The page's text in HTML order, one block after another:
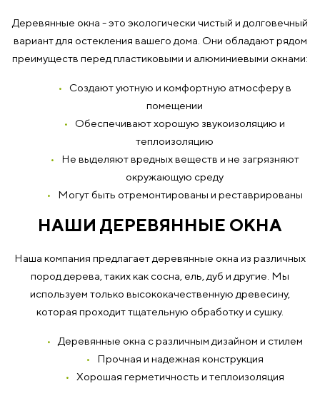
Деревянные окна - это экологически чистый и долговечный
вариант для остекления вашего дома. Они обладают рядом
преимуществ перед пластиковыми и алюминиевыми окнами:
Создают уютную и комфортную атмосферу в
помещении
Обеспечивают хорошую звукоизоляцию и
теплоизоляцию
Не выделяют вредных веществ и не загрязняют
окружающую среду
Могут быть отремонтированы и реставрированы
НАШИ ДЕРЕВЯННЫЕ ОКНА
Наша компания предлагает деревянные окна из различных
пород дерева, таких как сосна, ель, дуб и другие. Мы
используем только высококачественную древесину,
которая проходит тщательную обработку и сушку.
Деревянные окна с различным дизайном и стилем
Прочная и надежная конструкция
Хорошая герметичность и теплоизоляция